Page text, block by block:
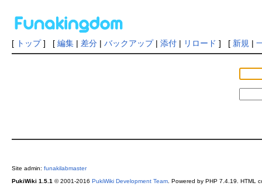
[ トップ] [ 編集| 差分| バックアップ| 添付| リロード ] [ 新規 |
Site admin: funakilabmaster
PukiWiki 1.5.1 © 2001-2016 PukiWiki Development Team. Powered by PHP 7.4.19. HTML